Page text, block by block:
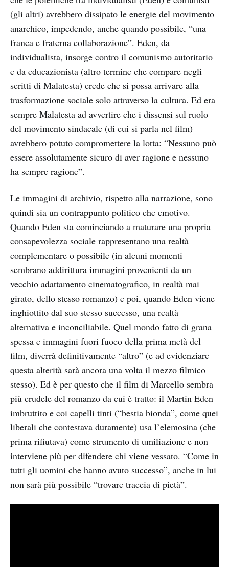
(gli altri) avrebbero dissipato le energie del movimento
anarchico, impedendo, anche quando possibile, “una
franca e fraterna collaborazione”. Eden, da
individualista, insorge contro il comunismo autoritario
e da educazionista (altro termine che compare negli
scritti di Malatesta) crede che si possa arrivare alla
trasformazione sociale solo attraverso la cultura. Ed era
sempre Malatesta ad avvertire che i dissensi sul ruolo
del movimento sindacale (di cui si parla nel film)
avrebbero potuto compromettere la lotta: “Nessuno può
essere assolutamente sicuro di aver ragione e nessuno
ha sempre ragione”.
Le immagini di archivio, rispetto alla narrazione, sono
quindi sia un contrappunto politico che emotivo.
Quando Eden sta cominciando a maturare una propria
consapevolezza sociale rappresentano una realtà
complementare o possibile (in alcuni momenti
sembrano addirittura immagini provenienti da un
vecchio adattamento cinematografico, in realtà mai
girato, dello stesso romanzo) e poi, quando Eden viene
inghiottito dal suo stesso successo, una realtà
alternativa e inconciliabile. Quel mondo fatto di grana
spessa e immagini fuori fuoco della prima metà del
film, diverrà definitivamente “altro” (e ad evidenziare
questa alterità sarà ancora una volta il mezzo filmico
stesso). Ed è per questo che il film di Marcello sembra
più crudele del romanzo da cui è tratto: il Martin Eden
imbruttito e coi capelli tinti (“bestia bionda”, come quei
liberali che contestava duramente) usa l’elemosina (che
prima rifiutava) come strumento di umiliazione e non
interviene più per difendere chi viene vessato. “Come in
tutti gli uomini che hanno avuto successo”, anche in lui
non sarà più possibile “trovare traccia di pietà”.